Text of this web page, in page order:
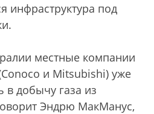
инфраструктура под
местные компании
и Mitsubishi) уже
добычу газа из
Эндрю МакМанус,